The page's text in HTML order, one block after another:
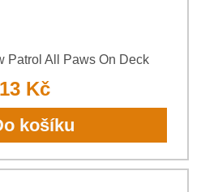
Patrol All Paws On Deck
Kč
košíku